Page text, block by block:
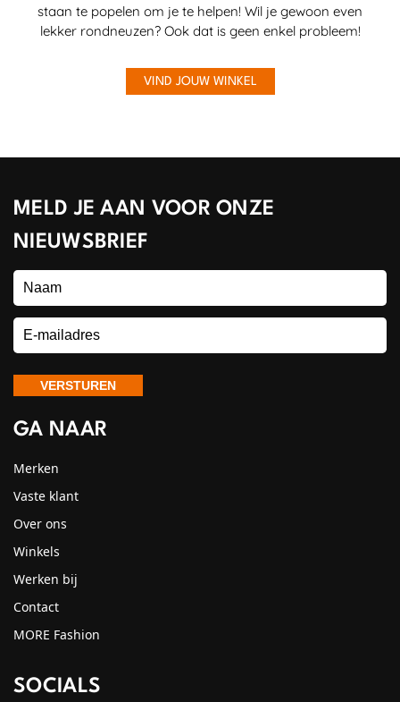
staan te popelen om je te helpen! Wil je gewoon even
lekker rondneuzen? Ook dat is geen enkel probleem!
VIND JOUW WINKEL
MELD JE AAN VOOR ONZE
NIEUWSBRIEF
GA NAAR
Merken
Vaste klant
Over ons
Winkels
Werken bij
Contact
MORE Fashion
SOCIALS